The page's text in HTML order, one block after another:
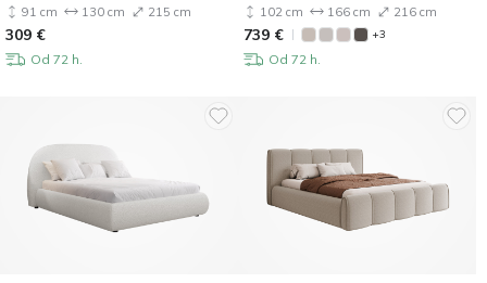
91 cm 130 cm 215 cm
309 €
Od 72 h.
102 cm 166 cm 216 cm
739 € +3
Od 72 h.